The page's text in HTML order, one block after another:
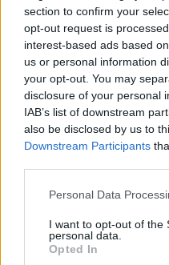
section to confirm your
opt-out request is
interest-based ads based
us or personal information
your opt-out. You may
disclosure of your personal
IAB’s list of downstream
also be disclosed by us to
Downstream Participants
Personal Data
I want to opt-out of the
personal data.
Opted In